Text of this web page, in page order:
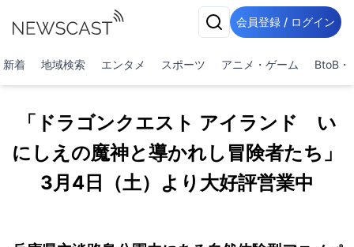
会員登録 / ログイン
新着 地域検索 エンタメ スポーツ アニメ・ゲーム BtoB・
「ドラゴンクエスト アイランド い
にしえの魔神と導かれし冒険者たち」
3月4日（土）より大好評営業中